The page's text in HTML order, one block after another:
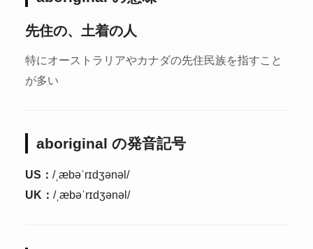
先住の、土着の人
特にオーストラリアやカナダの先住民族を指すこと
が多い
aboriginal の発音記号
US： /ˌæbəˈrɪdʒənəl/
UK： /ˌæbəˈrɪdʒənəl/